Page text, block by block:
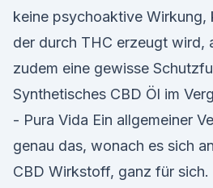
keine psychoaktive Wirkung,
der durch THC erzeugt wird,
zudem eine gewisse
Synthetisches CBD Öl im
- Pura Vida Ein allgemeiner
genau das, wonach es sich
CBD Wirkstoff, ganz für sich.